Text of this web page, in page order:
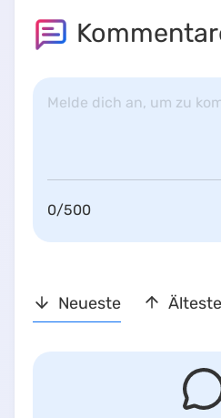
Melde dich an, um zu
0/500
Neueste Älteste